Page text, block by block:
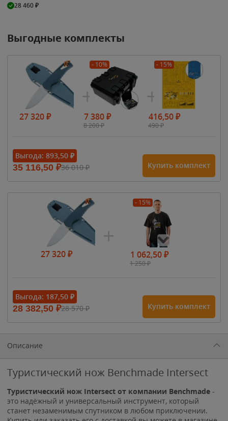
28 460₽
Выгодные комплекты
27 320₽
- 10%
7 380₽
8 200₽
- 15%
416,50₽
490₽
Выгода: 893,50 ₽
35 116,50 ₽36 010₽ Купить комплект
27 320₽
- 15%
1 062,50₽
1 250₽
1 615₽
1 900₽1 900₽
Выгода: 187,50 ₽
28 382,50 ₽28 570₽ Купить комплект
Описание
Туристический нож Benchmade Intersect
Туристический нож Intersect от компании Benchmade -
это надёжный и универсальный инструмент, который
станет незаменимым спутником в любом приключении.